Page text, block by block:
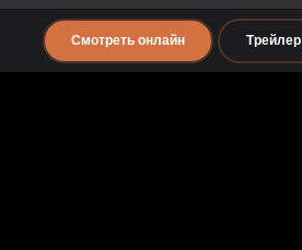
Смотреть онлайн Трейлер